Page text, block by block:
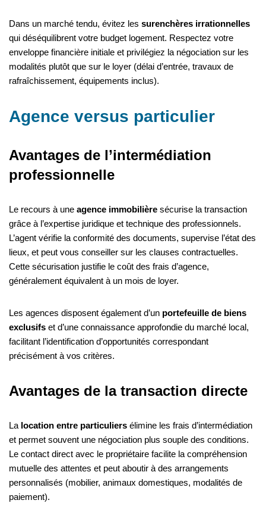
Dans un marché tendu, évitez les surenchères irrationnelles
qui déséquilibrent votre budget logement. Respectez votre
enveloppe financière initiale et privilégiez la négociation sur les
modalités plutôt que sur le loyer (délai d’entrée, travaux de
rafraîchissement, équipements inclus).
Agence versus particulier
Avantages de l’intermédiation
professionnelle
Le recours à une agence immobilière sécurise la transaction
grâce à l’expertise juridique et technique des professionnels.
L’agent vérifie la conformité des documents, supervise l’état des
lieux, et peut vous conseiller sur les clauses contractuelles.
Cette sécurisation justifie le coût des frais d’agence,
généralement équivalent à un mois de loyer.
Les agences disposent également d’un portefeuille de biens
exclusifs et d’une connaissance approfondie du marché local,
facilitant l’identification d’opportunités correspondant
précisément à vos critères.
Avantages de la transaction directe
La location entre particuliers élimine les frais d’intermédiation
et permet souvent une négociation plus souple des conditions.
Le contact direct avec le propriétaire facilite la compréhension
mutuelle des attentes et peut aboutir à des arrangements
personnalisés (mobilier, animaux domestiques, modalités de
paiement).